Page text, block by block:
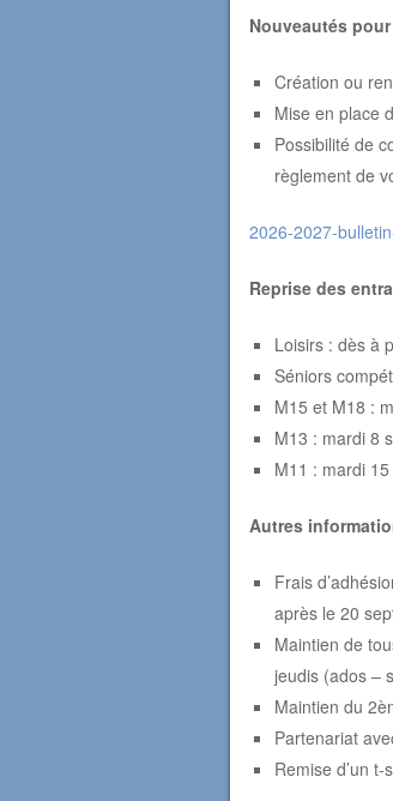
Nouveautés
Création ou
Mise en place
Possibilité de
règlement de
2026-2027-
Reprise des
Loisirs : dès à
Séniors
M15 et M18 :
M13 : mardi 8
M11 : mardi
Autres
Frais
après le 20
Maintien de
jeudis (ados –
Maintien du
Partenariat
Remise d’un